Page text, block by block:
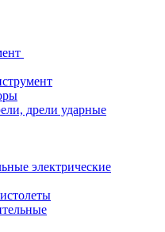
дрели ударные
электрические